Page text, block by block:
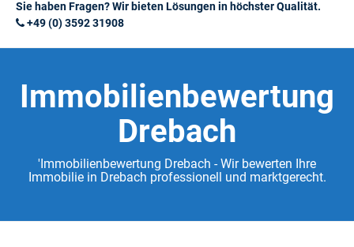
Sie haben Fragen? Wir bieten Lösungen in höchster Qualität.
+49 (0) 3592 31908
Immobilienbewertung
Drebach
'Immobilienbewertung Drebach - Wir bewerten Ihre
Immobilie in Drebach professionell und marktgerecht.